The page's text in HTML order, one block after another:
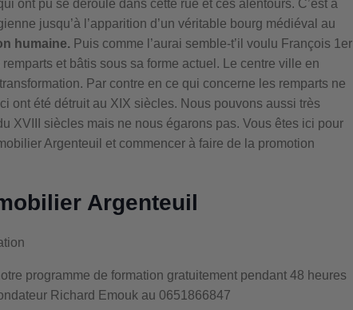
ont pu se déroulé dans cette rue et ces alentours. C’est à
jusqu’à l’apparition d’un véritable bourg médiéval au
humaine. Puis comme l’aurai semble-t’il voulu François 1er
et bâtis sous sa forme actuel. Le centre ville en
Par contre en ce qui concerne les remparts ne
ont été détruit au XIX siècles. Nous pouvons aussi très
XVIII siècles mais ne nous égarons pas. Vous êtes ici pour
Argenteuil et commencer à faire de la promotion
Argenteuil
programme de formation gratuitement pendant 48 heures
Richard Emouk au 0651866847